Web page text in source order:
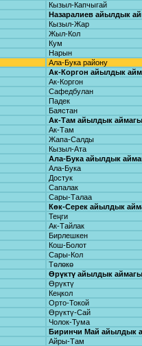
Кызыл-Капчыгай
Назаралиев айылдык
Кызыл-Жар
Жыл-Кол
Кум
Нарын
Ала-Бука району
Ак-Коргон айылдык
Ак-Коргон
Сафедбулан
Падек
Баястан
Ак-Там айылдык аймагы
Ак-Там
Жапа-Салды
Кызыл-Ата
Ала-Бука айылдык
Ала-Бука
Достук
Сапалак
Сары-Талаа
Көк-Серек айылдык
Теңги
Ак-Тайлак
Бирлешкен
Кош-Болот
Сары-Кол
Төлөкө
Өрүктү айылдык аймагы
Өрүктү
Кеңкол
Орто-Токой
Өрүктү-Сай
Чолок-Тума
Биринчи Май айылдык
Айры-Там